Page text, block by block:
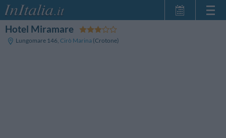
Hotel Miramare
Lungomare 146, Cirò Marina (Crotone)